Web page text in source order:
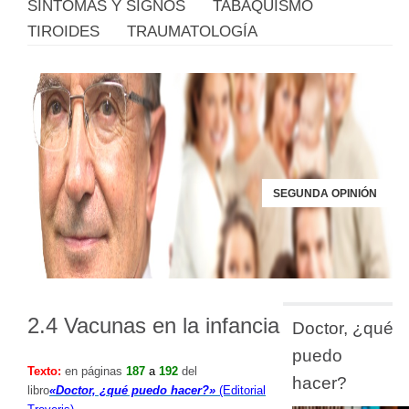
SÍNTOMAS Y SIGNOS
TABAQUISMO
TIROIDES
TRAUMATOLOGÍA
SEGUNDA OPINIÓN
2.4 Vacunas en la infancia
Texto: en páginas 187 a 192 del
libro«Doctor, ¿qué puedo hacer?» (Editorial
Doctor, ¿qué
puedo
hacer?